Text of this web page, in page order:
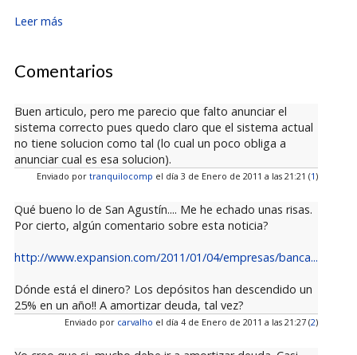
Leer más
Comentarios
Buen articulo, pero me parecio que falto anunciar el
sistema correcto pues quedo claro que el sistema actual
no tiene solucion como tal (lo cual un poco obliga a
anunciar cual es esa solucion).
Enviado por tranquilocomp el día 3 de Enero de 2011 a las 21:21 (1)
Qué bueno lo de San Agustín.... Me he echado unas risas.
Por cierto, algún comentario sobre esta noticia?
http://www.expansion.com/2011/01/04/empresas/banca...
Dónde está el dinero? Los depósitos han descendido un
25% en un año!! A amortizar deuda, tal vez?
Enviado por carvalho el día 4 de Enero de 2011 a las 21:27 (2)